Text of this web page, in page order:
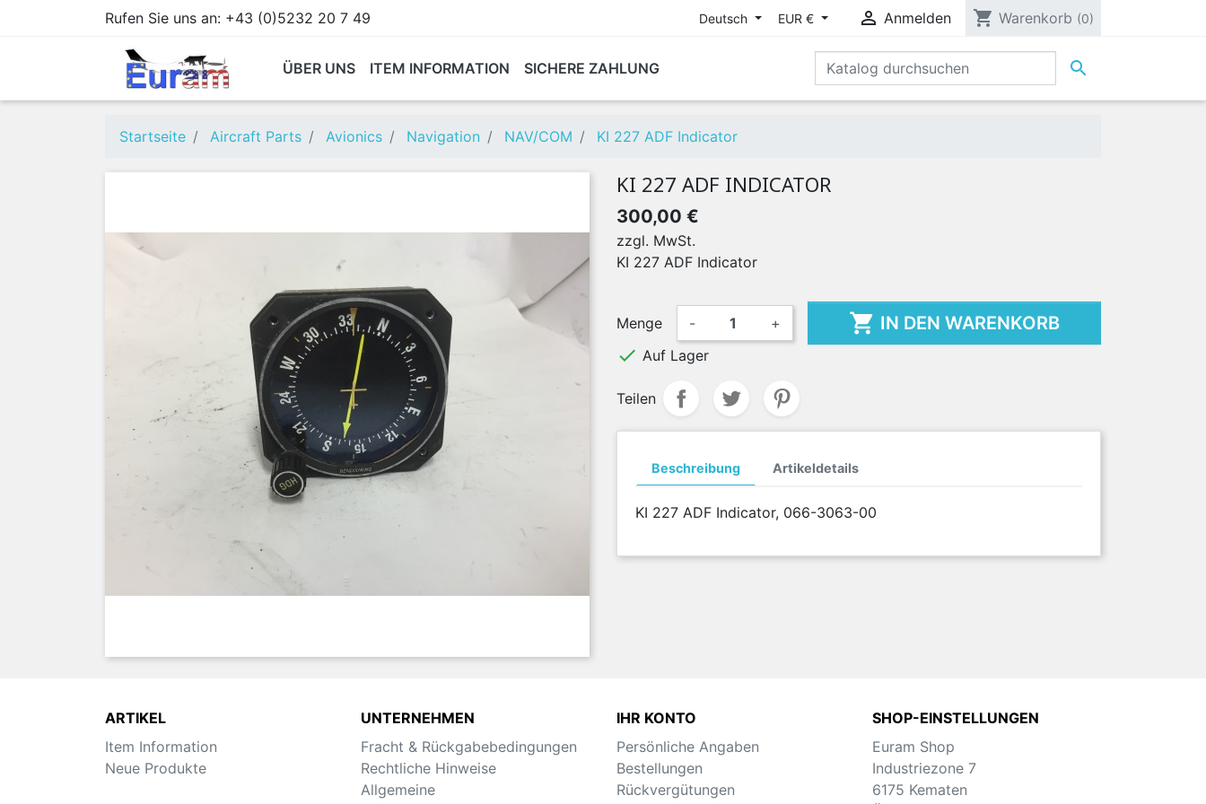
Rufen Sie uns an: +43 (0)5232 20 7 49 Deutsch EUR €  Anmelden shopping_cart Warenkorb (0)
ÜBER UNS ITEM INFORMATION SICHERE ZAHLUNG 
Startseite Aircraft Parts Avionics Navigation NAV/COM KI 227 ADF Indicator
KI 227 ADF INDICATOR
300,00 €
zzgl. MwSt.
KI 227 ADF Indicator
Menge - +  IN DEN WARENKORB
 Auf Lager
Teilen
Beschreibung Artikeldetails
KI 227 ADF Indicator, 066-3063-00
ARTIKEL
Item Information
Neue Produkte
UNTERNEHMEN
Fracht & Rückgabebedingungen
Rechtliche Hinweise
Allgemeine
IHR KONTO
Persönliche Angaben
Bestellungen
Rückvergütungen
SHOP-EINSTELLUNGEN
Euram Shop
Industriezone 7
6175 Kematen